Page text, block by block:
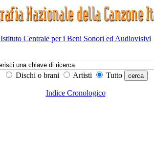
Istituto Centrale per i Beni Sonori ed Audiovisivi
Dischi o brani
Artisti Tutto
Indice Cronologico